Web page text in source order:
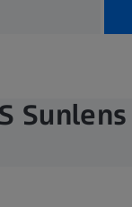
Sunlens